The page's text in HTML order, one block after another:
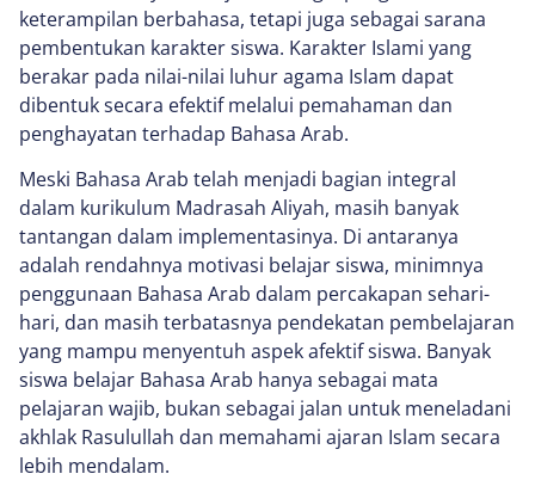
keterampilan berbahasa, tetapi juga sebagai sarana
pembentukan karakter siswa. Karakter Islami yang
berakar pada nilai-nilai luhur agama Islam dapat
dibentuk secara efektif melalui pemahaman dan
penghayatan terhadap Bahasa Arab.
Meski Bahasa Arab telah menjadi bagian integral
dalam kurikulum Madrasah Aliyah, masih banyak
tantangan dalam implementasinya. Di antaranya
adalah rendahnya motivasi belajar siswa, minimnya
penggunaan Bahasa Arab dalam percakapan sehari-
hari, dan masih terbatasnya pendekatan pembelajaran
yang mampu menyentuh aspek afektif siswa. Banyak
siswa belajar Bahasa Arab hanya sebagai mata
pelajaran wajib, bukan sebagai jalan untuk meneladani
akhlak Rasulullah dan memahami ajaran Islam secara
lebih mendalam.